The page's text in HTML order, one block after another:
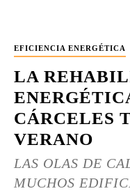
EFICIENCIA ENERGÉTICA
LA
CÁRCELES
VERANO
LAS OLAS DE
MUCHOS